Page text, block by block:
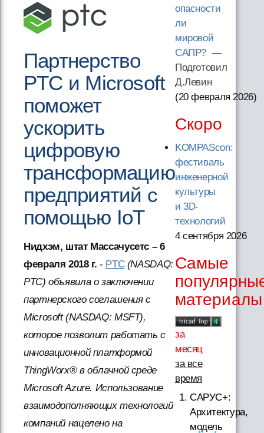
Партнерство
PTC и Microsoft
поможет
ускорить
цифровую
трансформацию
предприятий с
помощью IoT
Нидхэм, штат Массачусетс – 6
февраля 2018 г. - PTC (NASDAQ:
PTC) объявила о заключении
партнерского соглашения с
Microsoft (NASDAQ: MSFT),
которое позволит работать с
инновационной платформой
ThingWorx® в облачной среде
Microsoft Azure. Использование
взаимодополняющих технологий
компаний нацелено на
опасности
ли
мировой
САПР? —
Подготовил
Д.Левин
(20 февраля 2026)
Скоро
KOMPAScon:
фестиваль
инженерной
культуры
и 3D-
технологий
4 сентября 2026
Самые
материалы
за
месяц
за все
время
САРУС+:
Архитектура,
модель